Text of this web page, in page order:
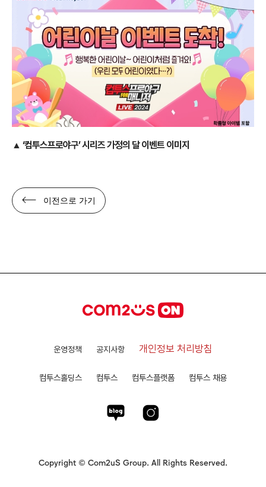
▲ ‘컴투스프로야구’ 시리즈 가정의 달 이벤트 이미지
이전으로 가기
운영정책 공지사항 개인정보 처리방침
컴투스홀딩스 컴투스 컴투스플랫폼 컴투스 채용
Copyright © Com2uS Group. All Rights Reserved.